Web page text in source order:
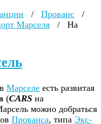
/ Прованс
/
Марселя /
На
Марселе есть развитая
(CARS на
можно добраться
Прованса, типа Экс-